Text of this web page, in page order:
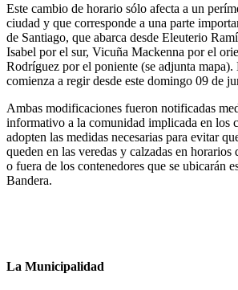
Este cambio de horario sólo afecta a un
ciudad y que corresponde a una parte
de Santiago, que abarca desde Eleuterio
Isabel por el sur, Vicuña Mackenna por el
Rodríguez por el poniente (se adjunta
comienza a regir desde este domingo 09 de
Ambas modificaciones fueron notificadas
informativo a la comunidad implicada en los
adopten las medidas necesarias para evitar
queden en las veredas y calzadas en horarios
o fuera de los contenedores que se ubicarán
Bandera.
La Municipalidad